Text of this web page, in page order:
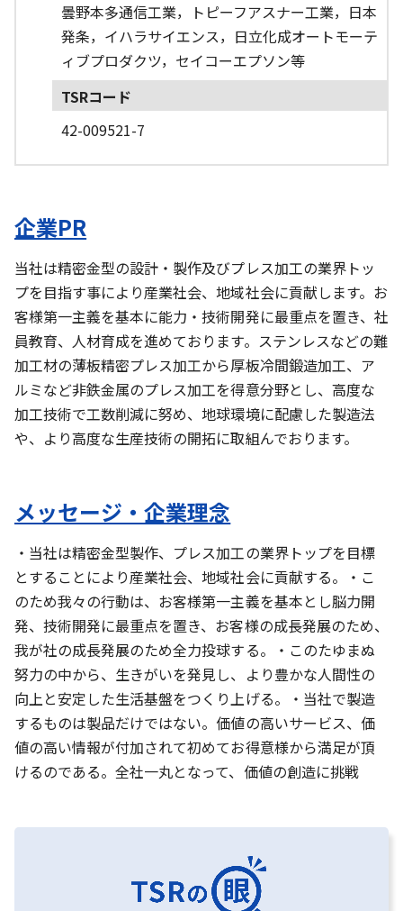
曇野本多通信工業，トピーフアスナー工業，日本
発条，イハラサイエンス，日立化成オートモーテ
ィブプロダクツ，セイコーエプソン等
TSRコード
42-009521-7
企業PR
当社は精密金型の設計・製作及びプレス加工の業界トッ
プを目指す事により産業社会、地域社会に貢献します。お
客様第一主義を基本に能力・技術開発に最重点を置き、社
員教育、人材育成を進めております。ステンレスなどの難
加工材の薄板精密プレス加工から厚板冷間鍛造加工、ア
ルミなど非鉄金属のプレス加工を得意分野とし、高度な
加工技術で工数削減に努め、地球環境に配慮した製造法
や、より高度な生産技術の開拓に取組んでおります。
メッセージ・企業理念
・当社は精密金型製作、プレス加工の業界トップを目標
とすることにより産業社会、地域社会に貢献する。・こ
のため我々の行動は、お客様第一主義を基本とし脳力開
発、技術開発に最重点を置き、お客様の成長発展のため、
我が社の成長発展のため全力投球する。・このたゆまぬ
努力の中から、生きがいを発見し、より豊かな人間性の
向上と安定した生活基盤をつくり上げる。・当社で製造
するものは製品だけではない。価値の高いサービス、価
値の高い情報が付加されて初めてお得意様から満足が頂
けるのである。全社一丸となって、価値の創造に挑戦